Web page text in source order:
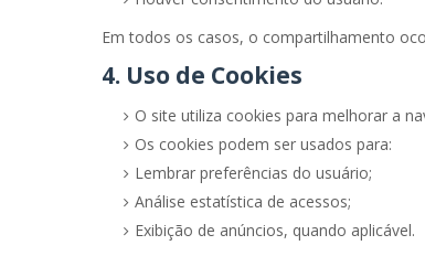
Em todos os casos, o compartilhamento
4. Uso de Cookies
O site utiliza cookies para melhorar a
Os cookies podem ser usados para:
Lembrar preferências do usuário;
Análise estatística de acessos;
Exibição de anúncios, quando aplicável.